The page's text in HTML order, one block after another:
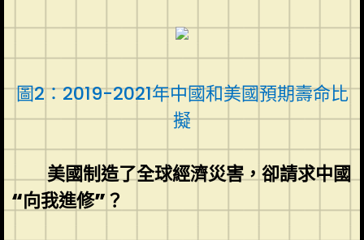
圖2：2019-2021年中國和美國預期壽命比
擬
美國制造了全球經濟災害，卻請求中國
“向我進修”？